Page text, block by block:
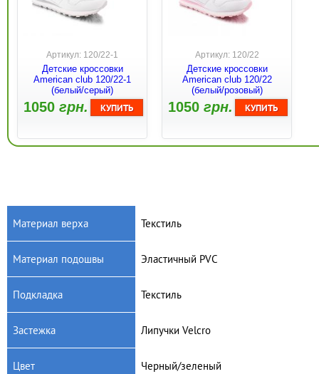
Артикул: 120/22-1
Детские кроссовки
American club 120/22-1
(белый/серый)
1050 грн.
Артикул: 120/22
Детские кроссовки
American club 120/22
(белый/розовый)
1050 грн.
American club 124/22-1
American club 124/22
Материал верха Текстиль
Материал подошвы Эластичный PVC
Подкладка Текстиль
Застежка Липучки Velcrо
Цвет Черный/зеленый